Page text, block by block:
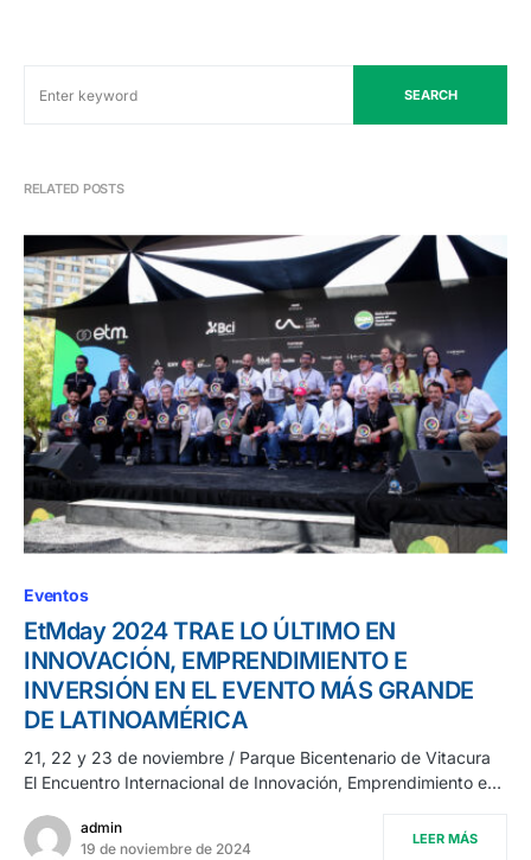
SEARCH
RELATED POSTS
Eventos
EtMday 2024 TRAE LO ÚLTIMO EN
INNOVACIÓN, EMPRENDIMIENTO E
INVERSIÓN EN EL EVENTO MÁS GRANDE
DE LATINOAMÉRICA
21, 22 y 23 de noviembre / Parque Bicentenario de Vitacura
El Encuentro Internacional de Innovación, Emprendimiento e…
admin
19 de noviembre de 2024
LEER MÁS